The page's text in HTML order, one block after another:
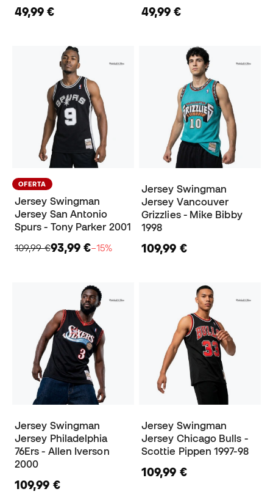
49,99 € 49,99 €
OFERTA
Jersey Swingman
Jersey San Antonio
Spurs - Tony Parker 2001
109,99 €93,99 €−15%
Jersey Swingman
Jersey Vancouver
Grizzlies - Mike Bibby
1998
109,99 €
Jersey Swingman
Jersey Philadelphia
76Ers - Allen Iverson
2000
109,99 €
Jersey Swingman
Jersey Chicago Bulls -
Scottie Pippen 1997-98
109,99 €